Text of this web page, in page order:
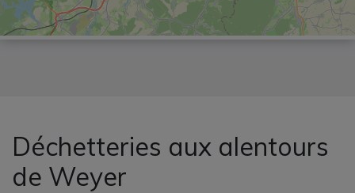
Déchetteries aux alentours
de Weyer